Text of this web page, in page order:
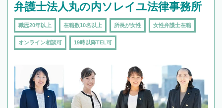
弁護士法人丸の内ソレイユ法律事務所
職歴20年以上 在籍数10名以上 所長が女性 女性弁護士在籍
オンライン相談可 19時以降TEL可